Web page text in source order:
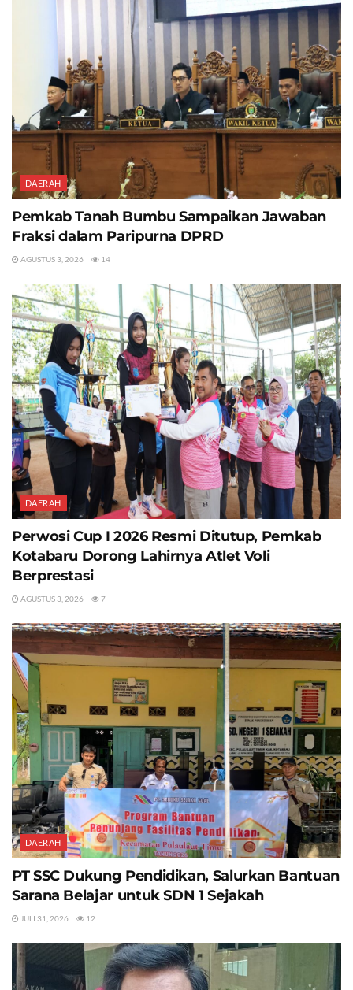
DAERAH
Pemkab Tanah Bumbu Sampaikan Jawaban
Fraksi dalam Paripurna DPRD
AGUSTUS 3, 2026 14
DAERAH
Perwosi Cup I 2026 Resmi Ditutup, Pemkab
Kotabaru Dorong Lahirnya Atlet Voli
Berprestasi
AGUSTUS 3, 2026 7
DAERAH
PT SSC Dukung Pendidikan, Salurkan Bantuan
Sarana Belajar untuk SDN 1 Sejakah
JULI 31, 2026 12